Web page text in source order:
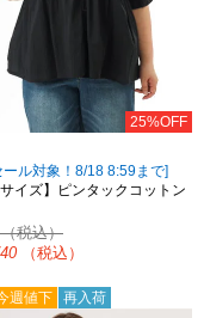
25%OFF
ール対象！8/18 8:59まで]
サイズ】ピンタックコットン
（税込）
（税込）
週値下 再入荷